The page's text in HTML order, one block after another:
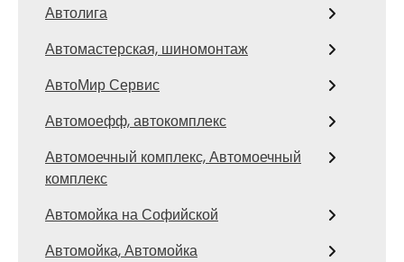
Автолига
Автомастерская, шиномонтаж
АвтоМир Сервис
Автомоефф, автокомплекс
Автомоечный комплекс, Автомоечный
комплекс
Автомойка на Софийской
Автомойка, Автомойка